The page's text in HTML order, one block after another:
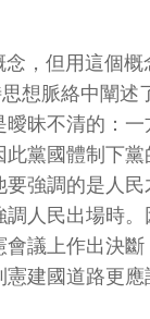
念，但用這個概
想脈絡中闡述
昧不清的： 一
此黨國體制下
要強調的是人
調人民出場時
會議上作出決斷
憲建國道路更